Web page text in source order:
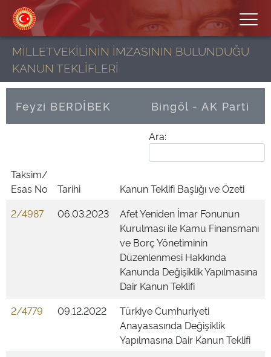
MİLLETVEKİLİNİN İMZASININ BULUNDUĞU
KANUN TEKLİFLERİ
Feyzi BERDİBEK Bingöl - AK Parti
Ara:
Taksim/
Esas No
Tarihi
Kanun Teklifi Başlığı ve Özeti
2/4987
06.03.2023
Afet Yeniden İmar Fonunun
Kurulması ile Kamu Finansmanı
ve Borç Yönetiminin
Düzenlenmesi Hakkında
Kanunda Değişiklik Yapılmasına
Dair Kanun Teklifi
2/4779
09.12.2022
Türkiye Cumhuriyeti
Anayasasında Değişiklik
Yapılmasına Dair Kanun Teklifi